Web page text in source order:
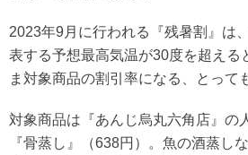
2023年9月に行われる『残暑割』は
表する予想最高気温が30度を超える
ま対象商品の割引率になる、とって
対象商品は『あんじ烏丸六角店』の
『骨蒸し』（638円）。魚の酒蒸し